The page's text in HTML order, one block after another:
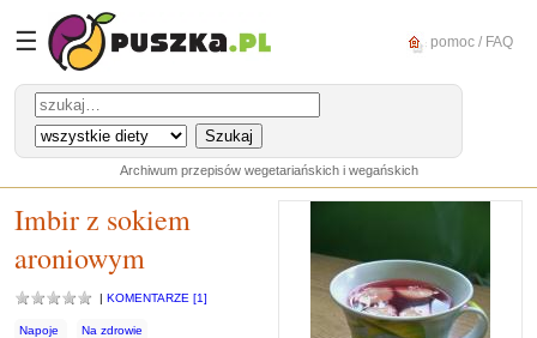
☰ pomoc / FAQ
Archiwum przepisów wegetariańskich i wegańskich
Imbir z sokiem
aroniowym
| KOMENTARZE [1]
Napoje Na zdrowie